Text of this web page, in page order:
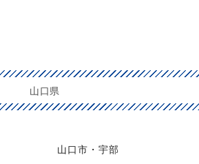
山口県
山口市・宇部